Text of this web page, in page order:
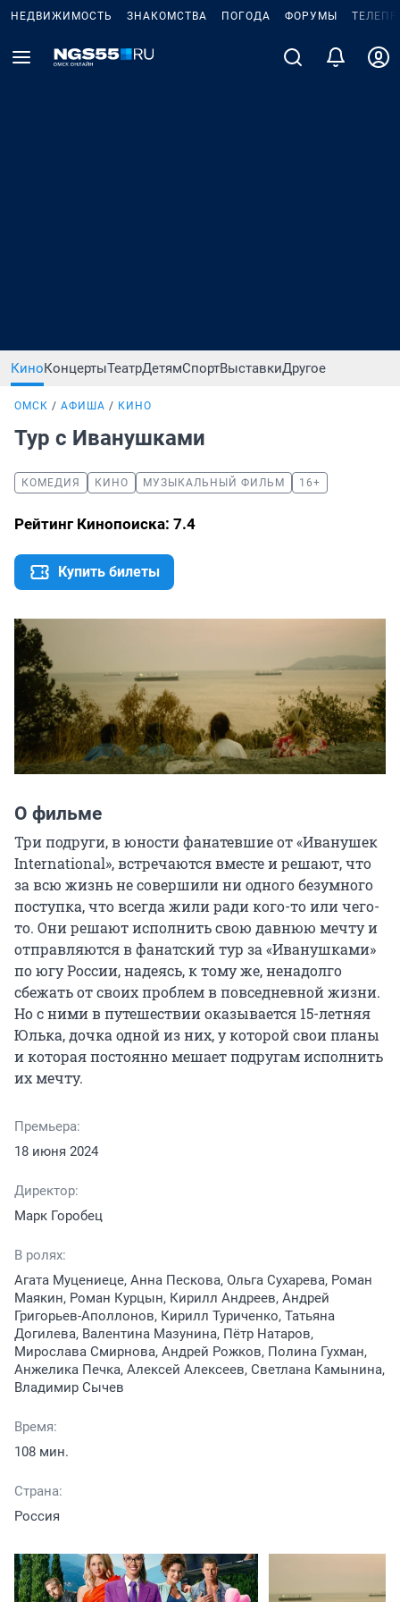
НЕДВИЖИМОСТЬ ЗНАКОМСТВА ПОГОДА ФОРУМЫ
КиноКонцертыТеатрДетямСпортВыставкиДругое
ОМСК АФИША КИНО
Тур с Иванушками
КОМЕДИЯ КИНО МУЗЫКАЛЬНЫЙ ФИЛЬМ 16+
Рейтинг Кинопоиска: 7.4
Купить билеты
О фильме
Три подруги, в юности фанатевшие от «Иванушек
International», встречаются вместе и решают, что
за всю жизнь не совершили ни одного безумного
поступка, что всегда жили ради кого-то или чего-
то. Они решают исполнить свою давнюю мечту и
отправляются в фанатский тур за «Иванушками»
по югу России, надеясь, к тому же, ненадолго
сбежать от своих проблем в повседневной жизни.
Но с ними в путешествии оказывается 15-летняя
Юлька, дочка одной из них, у которой свои планы
и которая постоянно мешает подругам исполнить
их мечту.
Премьера:
18 июня 2024
Директор:
Марк Горобец
В ролях:
Агата Муцениеце, Анна Пескова, Ольга Сухарева, Роман
Маякин, Роман Курцын, Кирилл Андреев, Андрей
Григорьев-Аполлонов, Кирилл Туриченко, Татьяна
Догилева, Валентина Мазунина, Пётр Натаров,
Мирослава Смирнова, Андрей Рожков, Полина Гухман,
Анжелика Печка, Алексей Алексеев, Светлана Камынина,
Владимир Сычев
Время:
108 мин.
Страна:
Россия